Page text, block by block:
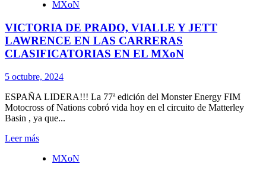
MXoN
VICTORIA DE PRADO, VIALLE Y JETT
LAWRENCE EN LAS CARRERAS
CLASIFICATORIAS EN EL MXoN
5 octubre, 2024
ESPAÑA LIDERA!!! La 77ª edición del Monster Energy FIM
Motocross of Nations cobró vida hoy en el circuito de Matterley
Basin , ya que...
Leer más
MXoN